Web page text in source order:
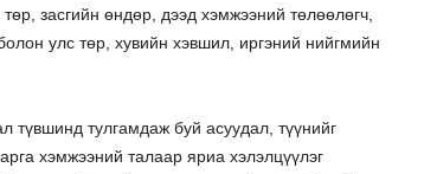
засгийн өндөр, дээд хэмжээний төлөөлөгч,
улс төр, хувийн хэвшил, иргэний нийгмийн
түвшинд тулгамдаж буй асуудал, түүнийг
хэмжээний талаар яриа хэлэлцүүлэг